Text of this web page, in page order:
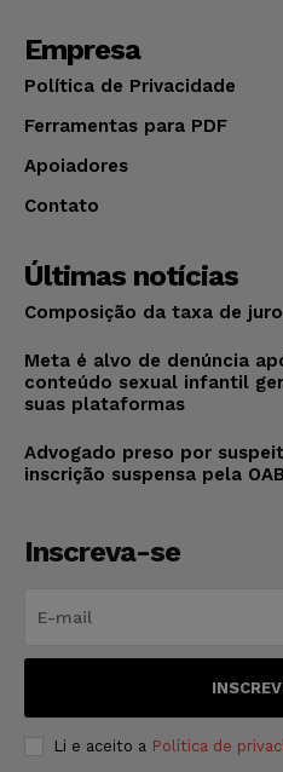
Empresa
Política de Privacidade
Ferramentas para PDF
Apoiadores
Contato
Últimas notícias
Composição da taxa de
Meta é alvo de denúncia
conteúdo sexual infantil
suas plataformas
Advogado preso por
inscrição suspensa pela
Inscreva-se
Li e aceito a Política de